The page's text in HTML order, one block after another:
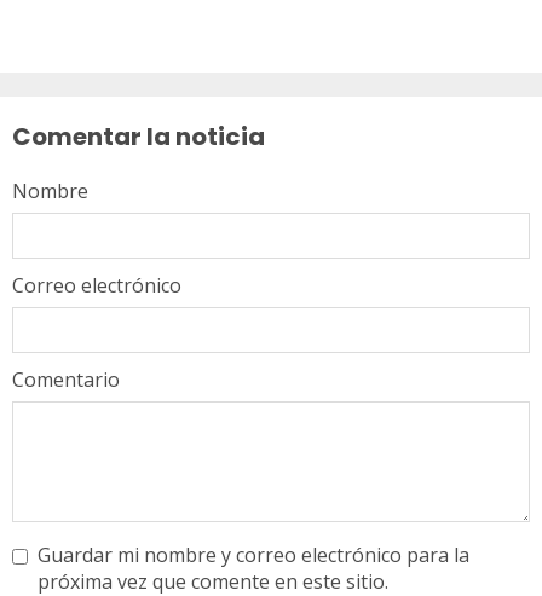
Comentar la noticia
Comentario
Nombre
Correo electrónico
Guardar mi nombre y correo electrónico para la
próxima vez que comente en este sitio.